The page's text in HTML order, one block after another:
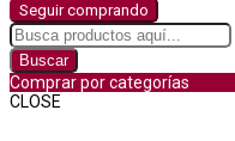
Seguir comprando
Buscar
Comprar por categorías
CLOSE